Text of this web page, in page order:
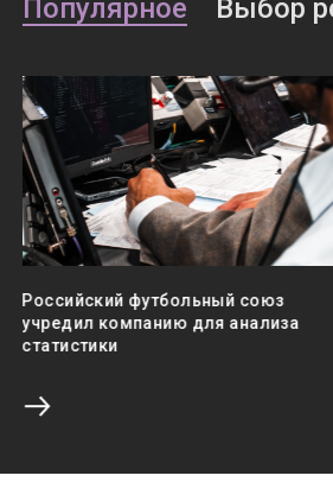
Популярное Выбор
Российский футбольный союз
учредил компанию для анализа
статистики